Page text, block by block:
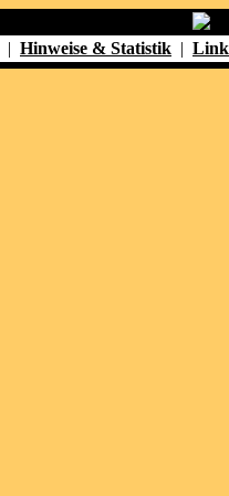
| Hinweise & Statistik |